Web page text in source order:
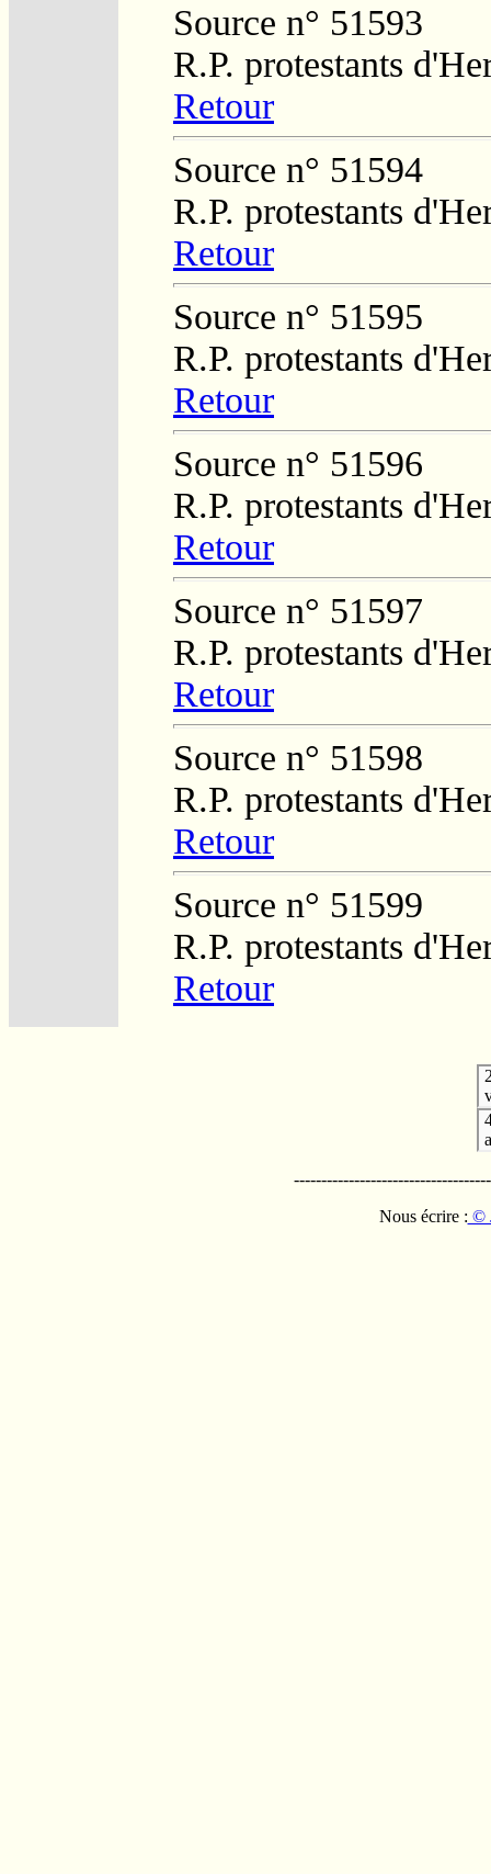
Source n° 51593
R.P. protestants
Retour
Source n° 51594
R.P. protestants
Retour
Source n° 51595
R.P. protestants
Retour
Source n° 51596
R.P. protestants
Retour
Source n° 51597
R.P. protestants
Retour
Source n° 51598
R.P. protestants
Retour
Source n° 51599
R.P. protestants
Retour
Nous écrire : ©